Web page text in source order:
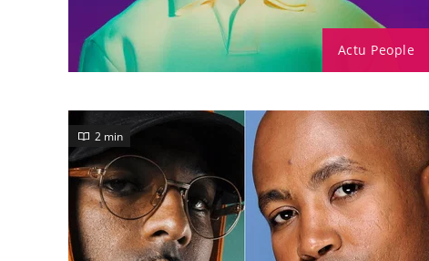
Actu People
2 min